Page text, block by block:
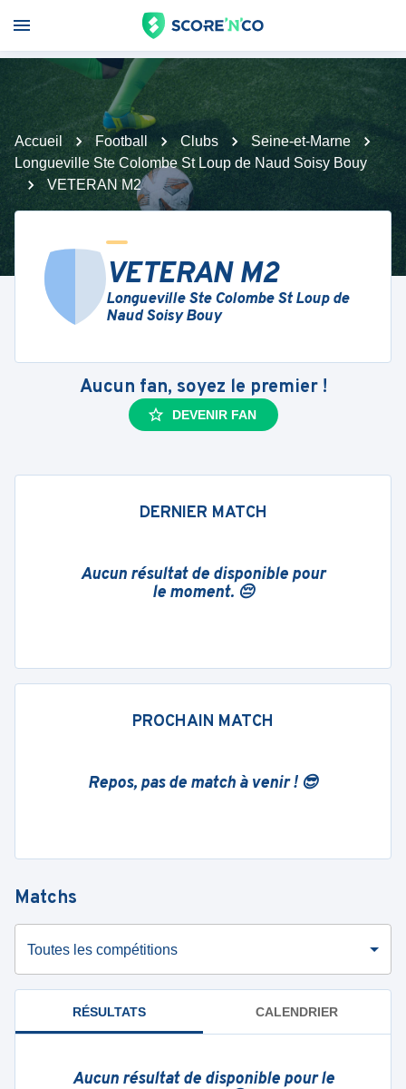
Accueil Football Clubs
Seine-et-Marne
Longueville Ste Colombe St Loup de Naud Soisy Bouy
VETERAN M2
VETERAN M2
Longueville Ste Colombe St Loup de
Naud Soisy Bouy
Aucun fan, soyez le premier !
DEVENIR FAN
DERNIER MATCH
Aucun résultat de disponible pour
le moment. 😔
PROCHAIN MATCH
Repos, pas de match à venir ! 😎
Matchs
Toutes les compétitions
RÉSULTATS CALENDRIER
Aucun résultat de disponible pour le